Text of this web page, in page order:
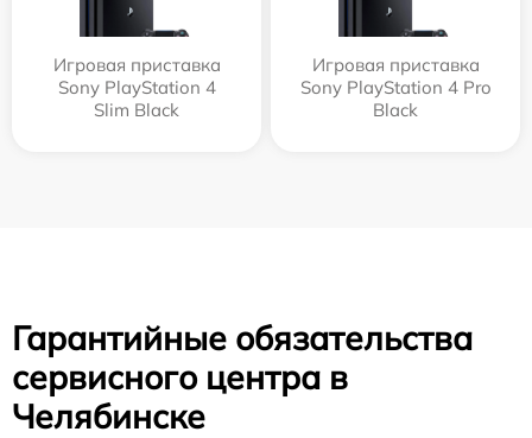
Игровая приставка
Sony PlayStation 4
Slim Black
Игровая приставка
Sony PlayStation 4 Pro
Black
Гарантийные обязательства
сервисного центра в
Челябинске